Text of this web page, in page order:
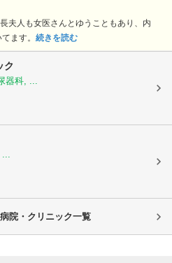
夫人も女医さんとゆうこともあり、内
ます。 続きを読む
ク
器科, ...
院・クリニック一覧